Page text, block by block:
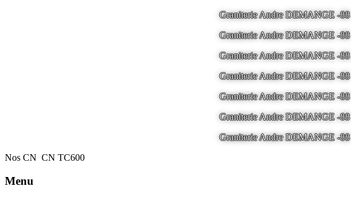
Graniterie Andre DEMANGE -88
Graniterie Andre DEMANGE -88
Graniterie Andre DEMANGE -88
Graniterie Andre DEMANGE -88
Graniterie Andre DEMANGE -88
Graniterie Andre DEMANGE -88
Graniterie Andre DEMANGE -88
Nos CN CN TC600
Menu